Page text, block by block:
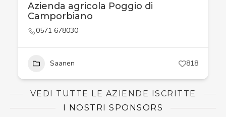
Azienda agricola Poggio di
Camporbiano
0571 678030
Saanen 818
VEDI TUTTE LE AZIENDE ISCRITTE
I NOSTRI SPONSORS